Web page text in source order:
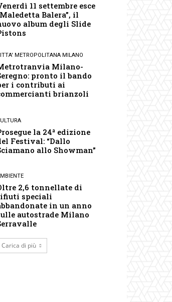
11 settembre esce
Balera”, il
album degli Slide
METROPOLITANA MILANO
Milano-
pronto il bando
i contributi ai
brianzoli
la 24ª edizione
Festival: “Dallo
allo Showman”
2,6 tonnellate di
speciali
in un anno
autostrade Milano
Carica di più